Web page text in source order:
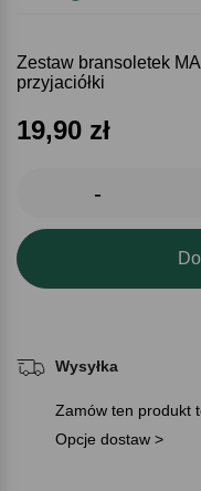
Zestaw bransoletek
przyjaciółki
19,90 zł
-
Wysyłka
Zamów ten produkt
Opcje dostaw >